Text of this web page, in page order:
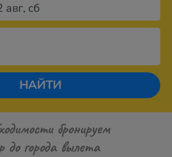
авг, сб
НАЙТИ
бронируем
до города вылета